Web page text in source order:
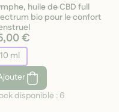
huile de CBD full
bio pour le confort
€
10 ml
disponible : 6